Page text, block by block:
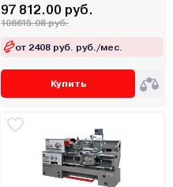
97 812.00 руб.
106615.08 руб.
от 2408 руб. руб./мес.
Купить